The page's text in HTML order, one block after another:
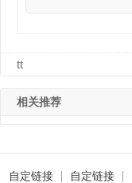
tt
相关推荐
自定链接 自定链接